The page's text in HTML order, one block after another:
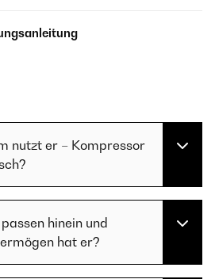
nutzt er – Kompressor
hinein und
hat er?